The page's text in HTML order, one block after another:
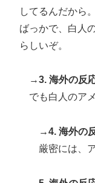
してるんだから
ばっかで、白人
らしいぞ。
→3. 海外の反
でも白人のア
→4. 海外の
厳密には、